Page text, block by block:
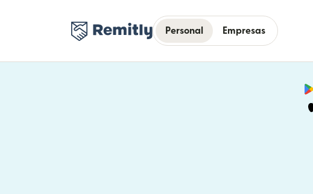
Personal Empresas